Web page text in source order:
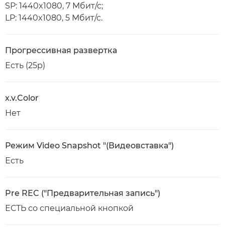
SP: 1440x1080, 7 Мбит/с;
LP: 1440x1080, 5 Мбит/с.
Прогрессивная развертка
Есть (25p)
x.v.Color
Нет
Режим Video Snapshot "(Видеовставка")
Есть
Pre REC ("Предварительная запись")
ЕСТЬ со специальной кнопкой